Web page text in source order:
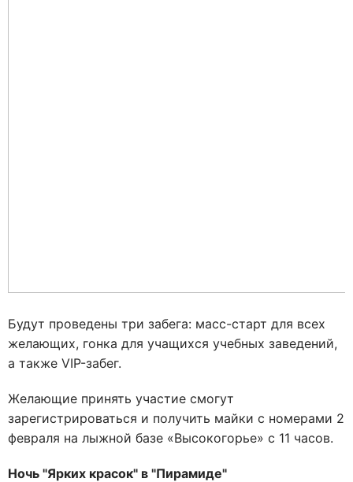
Будут проведены три забега: масс-старт для всех
желающих, гонка для учащихся учебных заведений,
а также VIP-забег.
Желающие принять участие смогут
зарегистрироваться и получить майки с номерами 2
февраля на лыжной базе «Высокогорье» с 11 часов.
Ночь "Ярких красок" в "Пирамиде"